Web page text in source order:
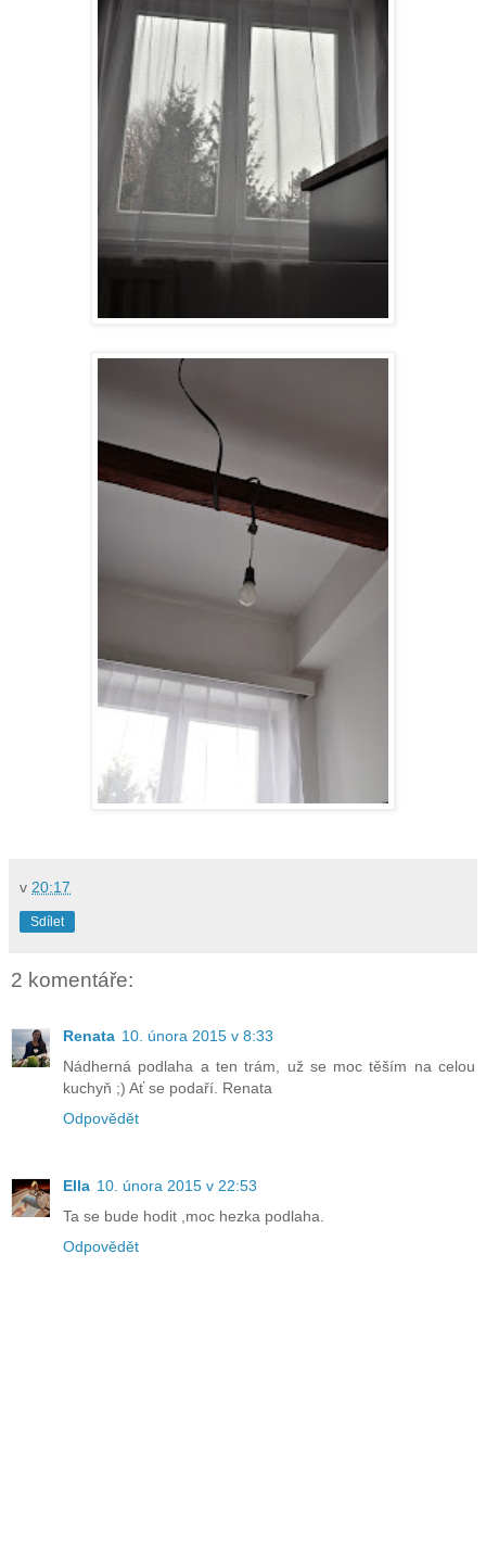
v 20:17
Sdílet
2 komentáře:
Renata 10. února 2015 v 8:33
Nádherná podlaha a ten trám, už se moc těším na celou
kuchyň ;) Ať se podaří. Renata
Odpovědět
Ella 10. února 2015 v 22:53
Ta se bude hodit ,moc hezka podlaha.
Odpovědět